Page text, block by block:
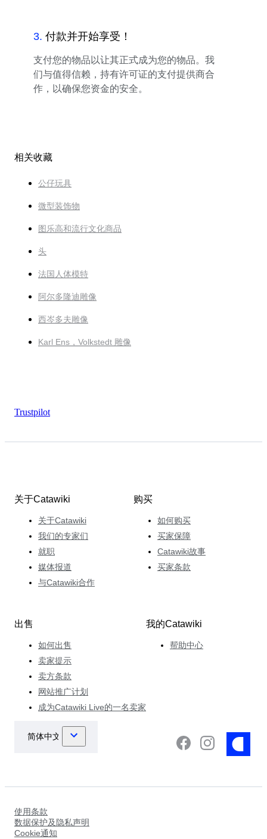
3. 付款并开始享受！
支付您的物品以让其正式成为您的物品。我
们与值得信赖，持有许可证的支付提供商合
作，以确保您资金的安全。
相关收藏
公仔玩具
微型装饰物
图乐高和流行文化商品
头
法国人体模特
阿尔多隆迪雕像
西岑多夫雕像
Karl Ens，Volkstedt 雕像
Trustpilot
关于Catawiki
关于Catawiki
我们的专家们
就职
媒体报道
与Catawiki合作
购买
如何购买
买家保障
Catawiki故事
买家条款
出售
如何出售
卖家提示
卖方条款
网站推广计划
成为Catawiki Live的一名卖家
我的Catawiki
帮助中心
使用条款
数据保护及隐私声明
Cookie通知